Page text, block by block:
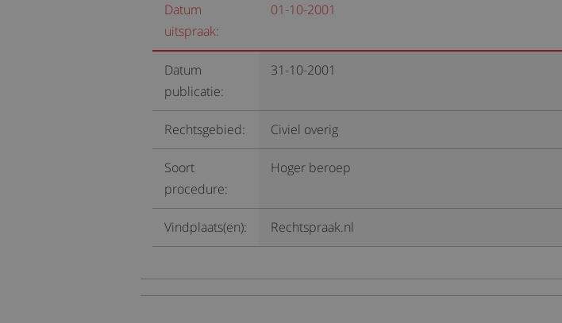
Datum
uitspraak:
01-10-2001
Datum
publicatie:
31-10-2001
Rechtsgebied: Civiel overig
Soort
procedure:
Hoger beroep
Vindplaats(en): Rechtspraak.nl